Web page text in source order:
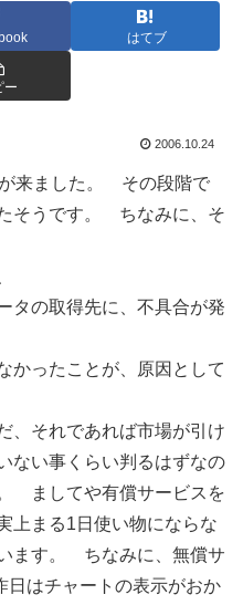
はてブ
ー
2006.10.24
来ました。 その段階で
そうです。 ちなみに、そ
タの取得先に、不具合が発
かったことが、原因として
それであれば市場が引け
ない事くらい判るはずなの
ましてや有償サービスを
上まる1日使い物にならな
ます。 ちなみに、無償サ
日はチャートの表示がおか